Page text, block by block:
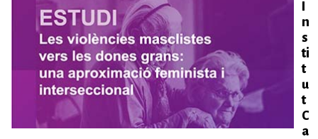
n
s
ti
t
u
t
C
a